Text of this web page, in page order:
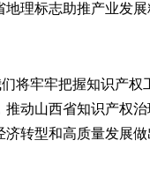
地理标志助推产业发
将牢牢把握知识产
推动山西省知识产权
济转型和高质量发展做